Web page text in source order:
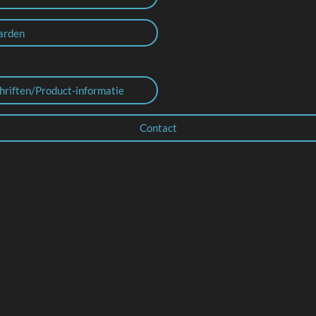
Product-informatie
Contact